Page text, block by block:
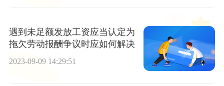
遇到未足额发放工资应当认定为
拖欠劳动报酬争议时应如何解决
2023-09-09 14:29:51